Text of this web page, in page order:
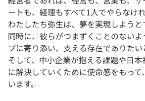
ートも、経理もすべて1人でやらなけ
わたしたち弥生は、夢を実現しよう
同時に、彼らがつまずくことのない
プに寄り添い、支える存在でありたい
そして、中小企業が抱える課題や日
に解決していくために使命感をもっ
います。